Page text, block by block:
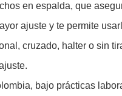
en espalda, que
ajuste y te permite
cruzado, halter o sin
bajo prácticas